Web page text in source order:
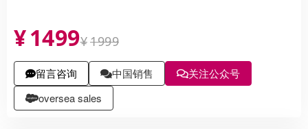
¥1499¥1999
留言咨询 中国销售
关注公众号
oversea sales